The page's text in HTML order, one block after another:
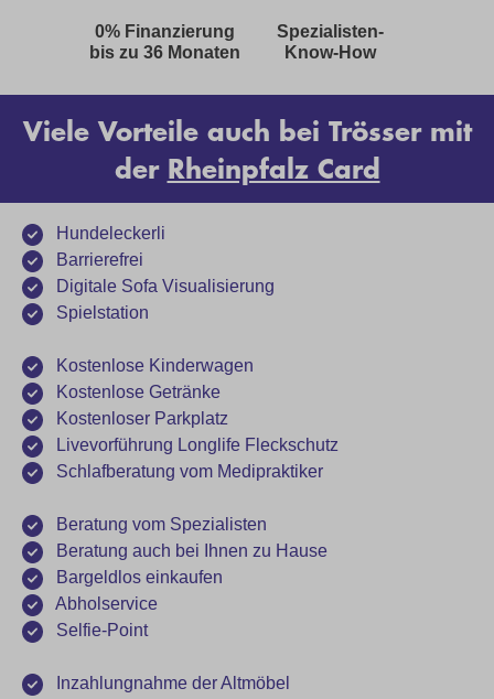
0% Finanzierung
bis zu 36 Monaten
Spezialisten-
Know-How
Viele Vorteile auch bei Trösser mit
der Rheinpfalz Card
Hundeleckerli
Barrierefrei
Digitale Sofa Visualisierung
Spielstation
Kostenlose Kinderwagen
Kostenlose Getränke
Kostenloser Parkplatz
Livevorführung Longlife Fleckschutz
Schlafberatung vom Medipraktiker
Beratung vom Spezialisten
Beratung auch bei Ihnen zu Hause
Bargeldlos einkaufen
Abholservice
Selfie-Point
Inzahlungnahme der Altmöbel